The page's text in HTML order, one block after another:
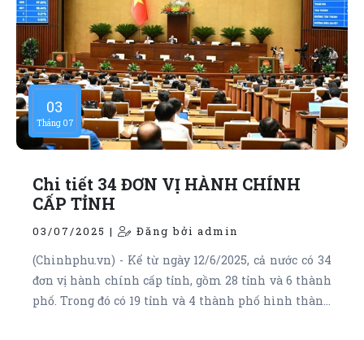
03
Tháng 07
Chi tiết 34 ĐƠN VỊ HÀNH CHÍNH
CẤP TỈNH
03/07/2025 | Đăng bởi admin
(Chinhphu.vn) - Kể từ ngày 12/6/2025, cả nước có 34
đơn vị hành chính cấp tỉnh, gồm 28 tỉnh và 6 thành
phố. Trong đó có 19 tỉnh và 4 thành phố hình thành